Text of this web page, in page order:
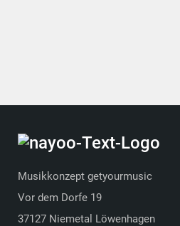
Musikkonzept getyourmusic
Vor dem Dorfe 19
37127 Niemetal Löwenhagen